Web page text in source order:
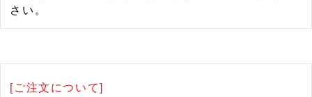
さい。
[ご注文について]